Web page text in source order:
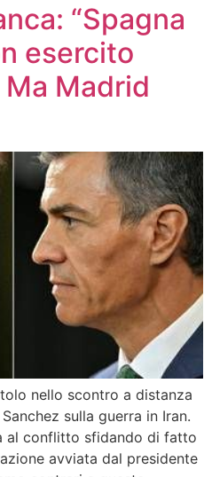
“Spagna
esercito
Ma Madrid
nello scontro a distanza
sulla guerra in Iran.
al conflitto sfidando di fatto
avviata dal presidente